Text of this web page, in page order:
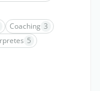
Coaching 3
5